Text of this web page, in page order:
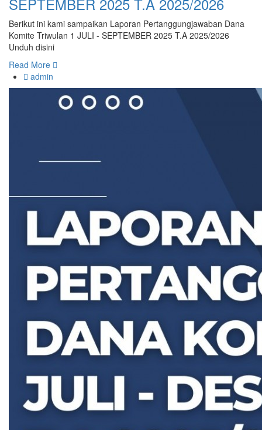
Berikut ini kami sampaikan Laporan Pertanggungjawaban Dana
Komite Triwulan 1 JULI - SEPTEMBER 2025 T.A 2025/2026
Unduh disini
Read More
admin